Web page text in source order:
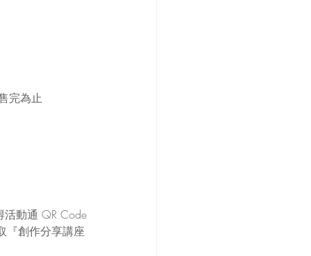
完為止
動通 QR Code
創作分享講座